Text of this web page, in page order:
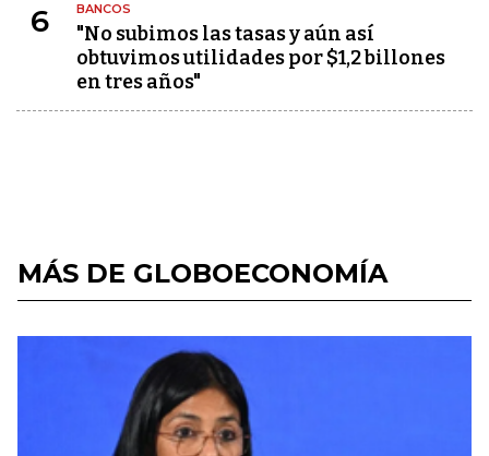
6 BANCOS
"No subimos las tasas y aún así
obtuvimos utilidades por $1,2 billones
en tres años"
MÁS DE GLOBOECONOMÍA